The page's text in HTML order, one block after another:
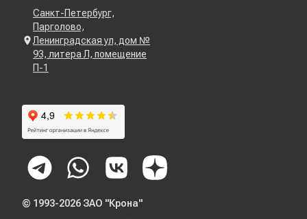
Санкт-Петербург,
Парголово,
Ленинградская ул, дом №
93, литера Л, помещение
П-1
© 1993-2026 ЗАО "Крона"